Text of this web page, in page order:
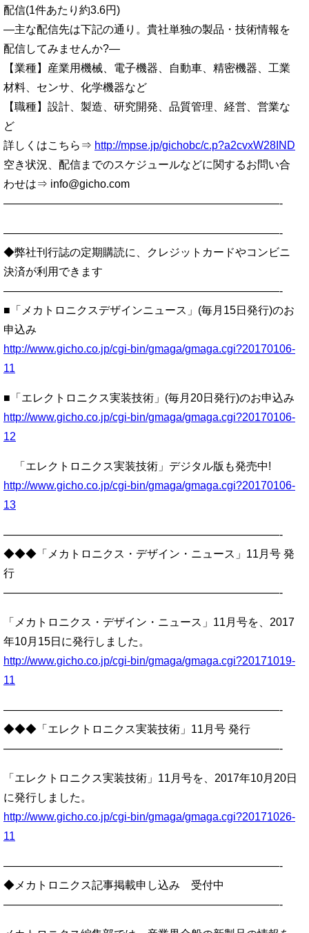
配信(1件あたり約3.6円)
—主な配信先は下記の通り。貴社単独の製品・技術情報を
配信してみませんか?—
【業種】産業用機械、電子機器、自動車、精密機器、工業
材料、センサ、化学機器など
【職種】設計、製造、研究開発、品質管理、経営、営業な
ど
詳しくはこちら⇒ http://mpse.jp/gichobc/c.p?a2cvxW28IND
空き状況、配信までのスケジュールなどに関するお問い合
わせは⇒ info@gicho.com
—————————————————————————-
—————————————————————————-
◆弊社刊行誌の定期購読に、クレジットカードやコンビニ
決済が利用できます
—————————————————————————-
■「メカトロニクスデザインニュース」(毎月15日発行)のお
申込み
http://www.gicho.co.jp/cgi-bin/gmaga/gmaga.cgi?20170106-
11
■「エレクトロニクス実装技術」(毎月20日発行)のお申込み
http://www.gicho.co.jp/cgi-bin/gmaga/gmaga.cgi?20170106-
12
「エレクトロニクス実装技術」デジタル版も発売中!
http://www.gicho.co.jp/cgi-bin/gmaga/gmaga.cgi?20170106-
13
—————————————————————————-
◆◆◆「メカトロニクス・デザイン・ニュース」11月号 発
行
—————————————————————————-
「メカトロニクス・デザイン・ニュース」11月号を、2017
年10月15日に発行しました。
http://www.gicho.co.jp/cgi-bin/gmaga/gmaga.cgi?20171019-
11
—————————————————————————-
◆◆◆「エレクトロニクス実装技術」11月号 発行
—————————————————————————-
「エレクトロニクス実装技術」11月号を、2017年10月20日
に発行しました。
http://www.gicho.co.jp/cgi-bin/gmaga/gmaga.cgi?20171026-
11
—————————————————————————-
◆メカトロニクス記事掲載申し込み 受付中
—————————————————————————-